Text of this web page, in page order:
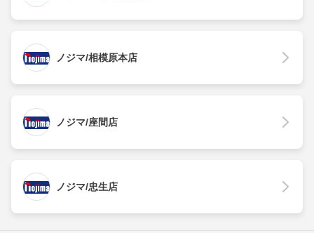
ノジマ/相模原本店
ノジマ/座間店
ノジマ/忠生店